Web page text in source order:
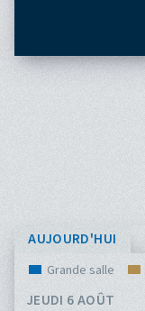
AUJOURD'HUI
Grande salle
JEUDI 6 AOÛT